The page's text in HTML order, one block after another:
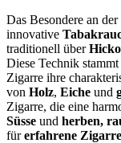
Das Besondere an der
innovative
traditionell über
Diese Technik
Zigarre ihre
von Holz, Eiche und
Zigarre, die eine
Süsse und herben,
fürerfahrene